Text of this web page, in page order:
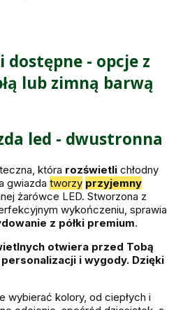
- opcje z
lub zimną barwą
led - dwustronna
która rozświetli chłodny
gwiazda tworzy przyjemny
żarówce LED. Stworzona z
wykończeniu, sprawia
z półki premium.
otwiera przed Tobą
i wygody. Dzięki
wybierać kolory, od ciepłych i